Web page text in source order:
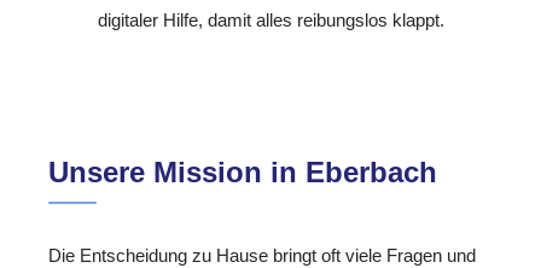
digitaler Hilfe, damit alles reibungslos klappt.
Unsere Mission in Eberbach
Die Entscheidung zu Hause bringt oft viele Fragen und